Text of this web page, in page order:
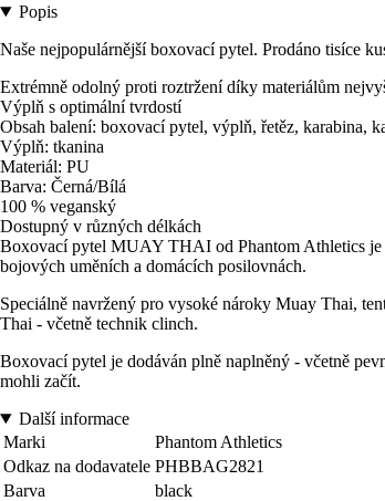
Popis
Naše nejpopulárnější boxovací pytel. Prodáno tisíce
Extrémně odolný proti roztržení díky materiálům
Výplň s optimální tvrdostí
Obsah balení: boxovací pytel, výplň, řetěz, karabina,
Výplň: tkanina
Materiál: PU
Barva: Černá/Bílá
100 % veganský
Dostupný v různých délkách
Boxovací pytel MUAY THAI od Phantom Athletics je
bojových uměních a domácích posilovnách.
Speciálně navržený pro vysoké nároky Muay Thai,
Thai - včetně technik clinch.
Boxovací pytel je dodáván plně naplněný - včetně
mohli začít.
Další informace
Marki
Phantom Athletics
Odkaz na dodavatele PHBBAG2821
Barva
black